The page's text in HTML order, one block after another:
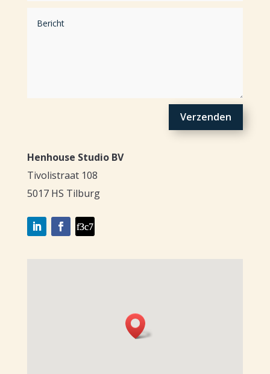
Verzenden
Henhouse Studio BV
Tivolistraat 108
5017 HS Tilburg